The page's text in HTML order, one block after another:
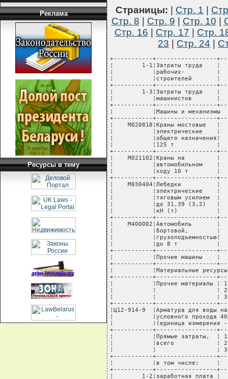
Реклама
Ресурсы в тему
Страницы: Стр. 1
Стр. 8
Стр. 9 Стр. 10
Стр. 16
Стр. 17
Стр.
23
Стр. 24
+-----------+-----------------
¦        1-1¦Затраты труда
¦           ¦рабочих-
¦           ¦строителей
+-----------+-----------------
¦        1-3¦Затраты труда
¦           ¦машинистов
+-----------+-----------------
¦           ¦Машины и
+-----------+-----------------
¦    М020818¦Краны
¦
¦           ¦общего
¦           ¦125 т
+-----------+-----------------
¦    М021102¦Краны на
¦
¦           ¦ходу 10 т
+-----------+-----------------
¦    М030404¦Лебедки
¦
¦           ¦тяговым
¦           ¦до 31,39 (3,2)
¦           ¦кН (т)
+-----------+-----------------
¦    М400002¦Автомобиль
¦           ¦бортовой,
¦
¦           ¦до 8 т
+-----------+-----------------
¦           ¦Прочие машины
+-----------+-----------------
¦           ¦Материальные
+-----------+-----------------
¦           ¦Прочие
¦           ¦                 ¦ 2
¦           ¦                 ¦ 3
+-----------+-----------------
¦Ц12-914-9  ¦Арматура для воды
¦           ¦условного
¦           ¦(единица
+-----------+-----------------
¦           ¦Прямые затраты,
¦           ¦всего            ¦
¦           ¦                 ¦ 3
+-----------+-----------------
¦           ¦в том числе:
+-----------+-----------------
¦        1-2¦заработная